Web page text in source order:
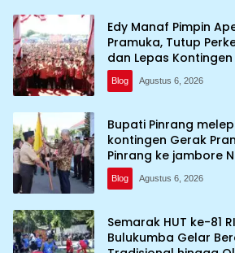
Edy Manaf Pimpin
Pramuka, Tutup
dan Lepas
Blog Agustus 6, 2026
Bupati Pinrang
kontingen Gerak
Pinrang ke jambore
kebumi perkemahan
Blog Agustus 6, 2026
Semarak HUT ke-81
Bulukumba Gelar